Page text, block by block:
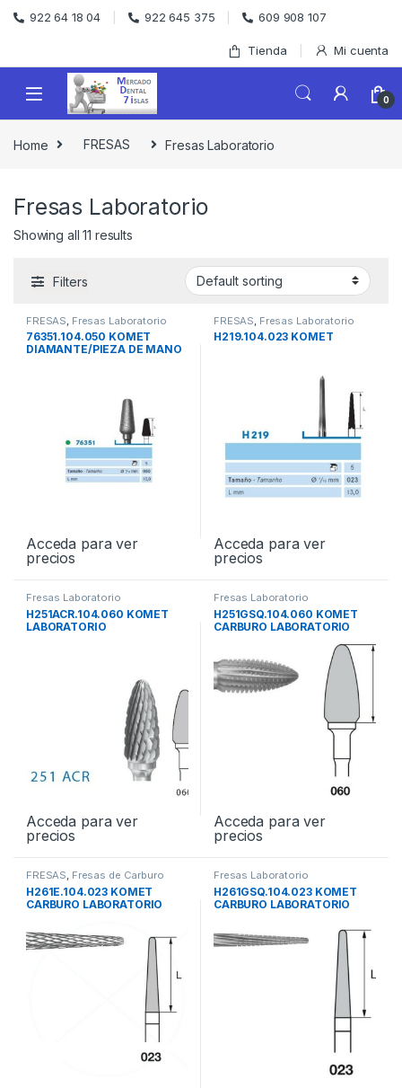
Skip to navigation
Skip to content
922 64 18 04 922 645 375 609 908 107
Tienda Mi cuenta
0
Home FRESAS Fresas Laboratorio
Fresas Laboratorio
Showing all 11 results
Filters
FRESAS Fresas Laboratorio
76351.104.050 KOMET
DIAMANTE/PIEZA DE MANO
Acceda para ver
precios
FRESAS Fresas Laboratorio
H219.104.023 KOMET
Acceda para ver
precios
Fresas Laboratorio
H251ACR.104.060 KOMET
LABORATORIO
Acceda para ver
precios
Fresas Laboratorio
H251GSQ.104.060 KOMET
CARBURO LABORATORIO
Acceda para ver
precios
FRESAS, Fresas de Carburo
Tungsteno , Fresas Laboratorio
H261E.104.023 KOMET
CARBURO LABORATORIO
Fresas Laboratorio
H261GSQ.104.023 KOMET
CARBURO LABORATORIO